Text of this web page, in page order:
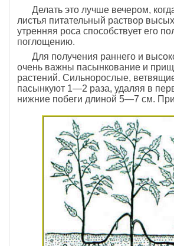
Делать это лучше вечером,
листья питательный раствор
утренняя роса способствует его
поглощению.
Для получения раннего и
очень важны пасынкование и
растений. Сильнорослые,
пасынкуют 1—2 раза, удаляя в
нижние побеги длиной 5—7 см. При